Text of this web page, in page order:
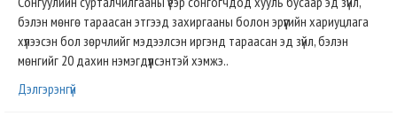
бэлэн мөнгө тараасан этгээд захиргааны болон эрүүгийн хариуцлага
хүлээсэн бол зөрчлийг мэдээлсэн иргэнд тараасан эд зүйл, бэлэн
мөнгийг 20 дахин нэмэгдүүлсэнтэй хэмжэ..
Дэлгэрэнгүй